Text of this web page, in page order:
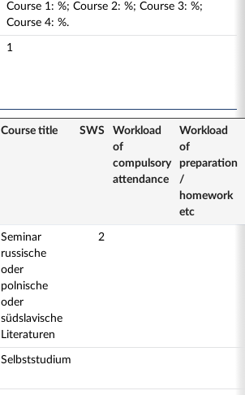
Course 1: %; Course 2: %; Course 3: %;
Course 4: %.
1
Course title SWS
Workload
of
compulsory
attendance
Workload
of
preparation
/
homework
etc
Seminar
russische
oder
polnische
oder
südslavische
Literaturen
2
Selbststudium